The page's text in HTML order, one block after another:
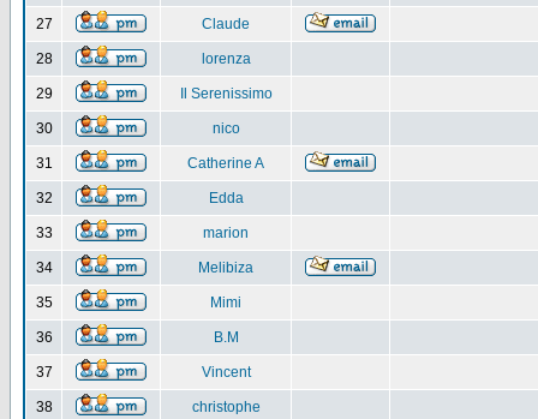
27 Claude
28 lorenza
29 Il Serenissimo
30 nico
31 Catherine A
32 Edda
33 marion
34 Melibiza
35 Mimi
36 B.M
37 Vincent
38 christophe